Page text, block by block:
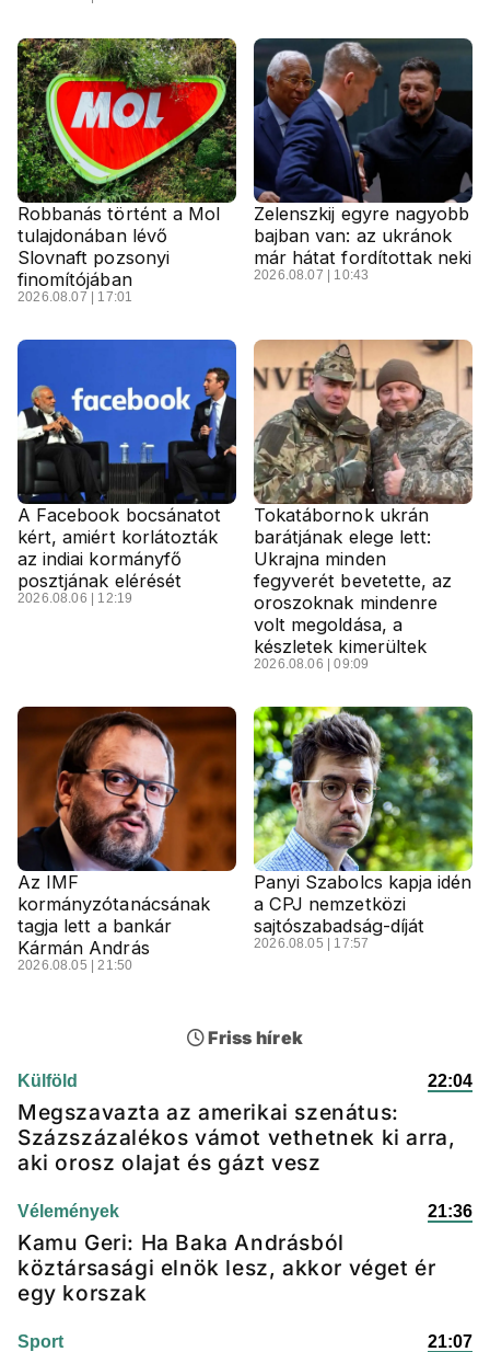
Robbanás történt a Mol
tulajdonában lévő
Slovnaft pozsonyi
finomítójában
2026.08.07 | 17:01
Zelenszkij egyre nagyobb
bajban van: az ukránok
már hátat fordítottak neki
2026.08.07 | 10:43
A Facebook bocsánatot
kért, amiért korlátozták
az indiai kormányfő
posztjának elérését
2026.08.06 | 12:19
Tokatábornok ukrán
barátjának elege lett:
Ukrajna minden
fegyverét bevetette, az
oroszoknak mindenre
volt megoldása, a
készletek kimerültek
2026.08.06 | 09:09
Az IMF
kormányzótanácsának
tagja lett a bankár
Kármán András
2026.08.05 | 21:50
Panyi Szabolcs kapja idén
a CPJ nemzetközi
sajtószabadság-díját
2026.08.05 | 17:57
Friss hírek
Külföld 22:04
Megszavazta az amerikai szenátus:
Százszázalékos vámot vethetnek ki arra,
aki orosz olajat és gázt vesz
Vélemények 21:36
Kamu Geri: Ha Baka Andrásból
köztársasági elnök lesz, akkor véget ér
egy korszak
Sport 21:07